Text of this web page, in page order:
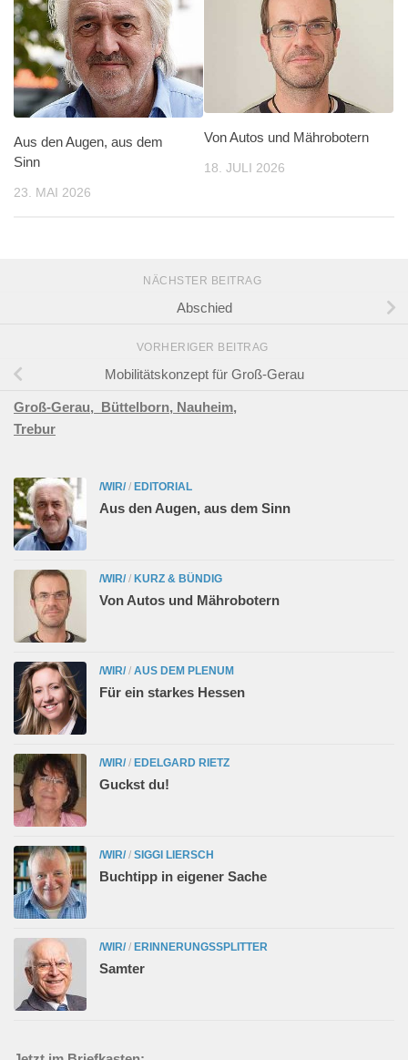
Aus den Augen, aus dem
Sinn
23. MAI 2026
Von Autos und Mährobotern
18. JULI 2026
NÄCHSTER BEITRAG
Abschied
VORHERIGER BEITRAG
Mobilitätskonzept für Groß-Gerau
Groß-Gerau, Büttelborn, Nauheim,
Trebur
/WIR/ / EDITORIAL
Aus den Augen, aus dem Sinn
/WIR/ / KURZ & BÜNDIG
Von Autos und Mährobotern
/WIR/ / AUS DEM PLENUM
Für ein starkes Hessen
/WIR/ / EDELGARD RIETZ
Guckst du!
/WIR/ / SIGGI LIERSCH
Buchtipp in eigener Sache
/WIR/ / ERINNERUNGSSPLITTER
Samter